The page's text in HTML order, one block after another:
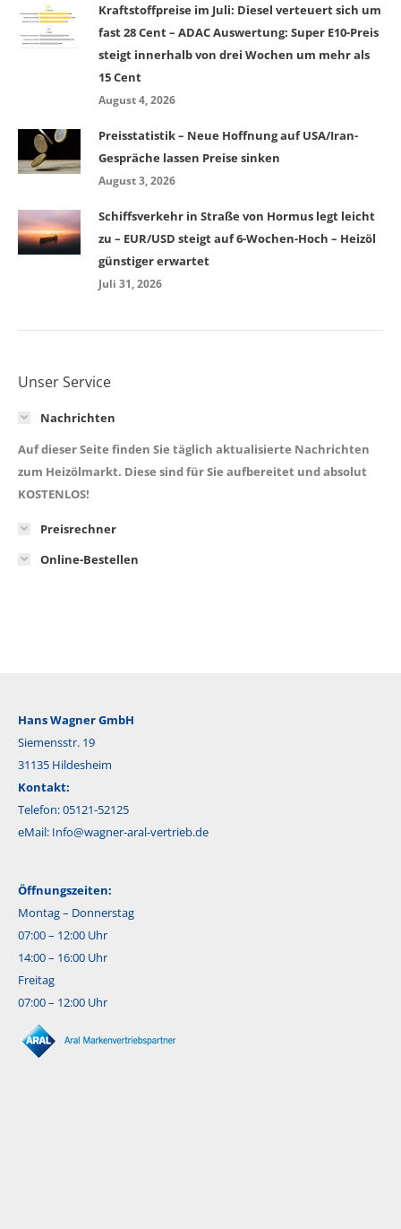
Kraftstoffpreise im Juli: Diesel verteuert sich um
fast 28 Cent – ADAC Auswertung: Super E10-Preis
steigt innerhalb von drei Wochen um mehr als
15 Cent
August 4, 2026
Preisstatistik – Neue Hoffnung auf USA/Iran-
Gespräche lassen Preise sinken
August 3, 2026
Schiffsverkehr in Straße von Hormus legt leicht
zu – EUR/USD steigt auf 6-Wochen-Hoch – Heizöl
günstiger erwartet
Juli 31, 2026
Unser Service
Nachrichten
Auf dieser Seite finden Sie täglich aktualisierte Nachrichten
zum Heizölmarkt. Diese sind für Sie aufbereitet und absolut
KOSTENLOS!
Preisrechner
Online-Bestellen
Hans Wagner GmbH
Siemensstr. 19
31135 Hildesheim
Kontakt:
Telefon: 05121-52125
eMail: Info@wagner-aral-vertrieb.de
Öffnungszeiten:
Montag – Donnerstag
07:00 – 12:00 Uhr
14:00 – 16:00 Uhr
Freitag
07:00 – 12:00 Uhr